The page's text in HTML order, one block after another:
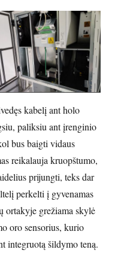
kabelį ant holo
paliksiu ant įrenginio
bus baigti vidaus
reikalauja kruopštumo,
prijungti, teks dar
perkelti į gyvenamas
ortakyje grežiama skylė
oro sensorius, kurio
integruotą šildymo teną.